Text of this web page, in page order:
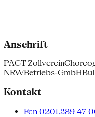
Anschrift
PACT Zollverein
NRWBetriebs-GmbH
Kontakt
Fon 0201.289 47